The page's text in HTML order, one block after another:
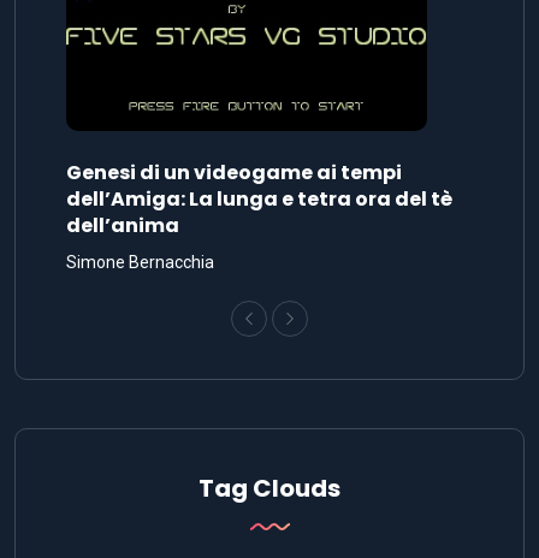
Genesi di un videogame ai tempi
dell’Amiga: La lunga e tetra ora del tè
dell’anima
Simone Bernacchia
Tag Clouds